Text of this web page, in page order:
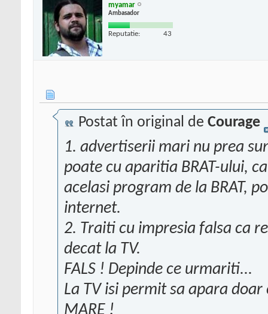
myamar
Ambasador
Reputatie: 43
Postat în original de Courage
1. advertiserii mari nu prea
poate cu aparitia BRAT-ului,
acelasi program de la BRAT,
internet.
2. Traiti cu impresia falsa ca
decat la TV.
FALS ! Depinde ce urmariti...
La TV isi permit sa apara
MARE !